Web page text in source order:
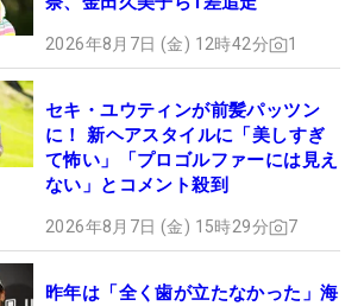
2026年8月7日 (金) 12時42分 1
セキ・ユウティンが前髪パッツン
に！ 新ヘアスタイルに「美しすぎ
て怖い」「プロゴルファーには見え
ない」とコメント殺到
2026年8月7日 (金) 15時29分 7
昨年は「全く歯が立たなかった」海